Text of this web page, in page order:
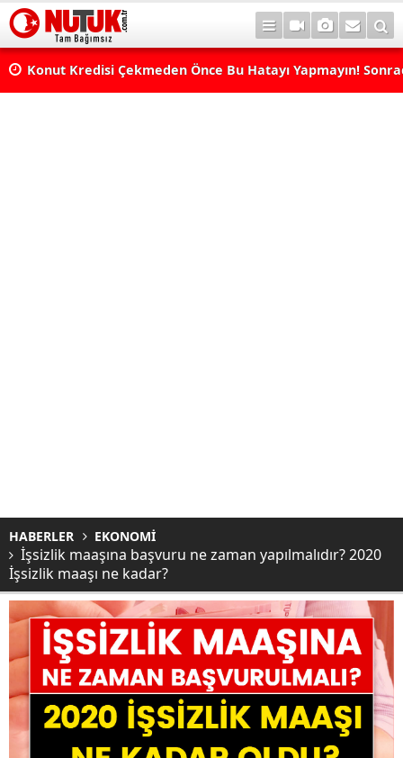
Konut Kredisi Çekmeden Önce Bu Hatayı Yapmayın!
HABERLER EKONOMİ
İşsizlik maaşına başvuru ne zaman yapılmalıdır? 2020
İşsizlik maaşı ne kadar?